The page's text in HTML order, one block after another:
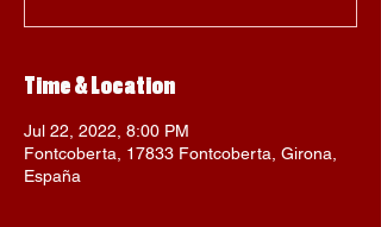
Time & Location
Jul 22, 2022, 8:00 PM
Fontcoberta, 17833 Fontcoberta, Girona,
España